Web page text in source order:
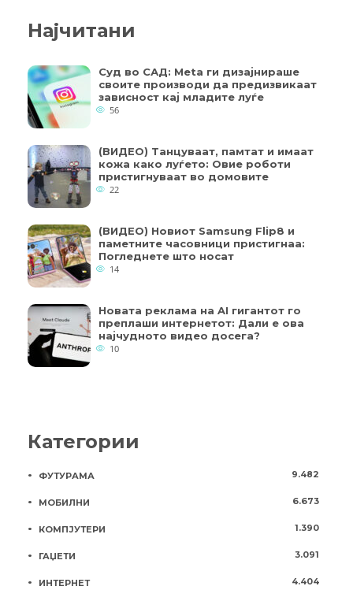
Најчитани
Суд во САД: Meta ги дизајнираше
своите производи да предизвикаат
зависност кај младите луѓе
56
(ВИДЕО) Танцуваат, памтат и имаат
кожа како луѓето: Овие роботи
пристигнуваат во домовите
22
(ВИДЕО) Новиот Samsung Flip8 и
паметните часовници пристигнаа:
Погледнете што носат
14
Новата реклама на AI гигантот го
преплаши интернетот: Дали е ова
најчудното видео досега?
10
Категории
ФУТУРАМА 9.482
МОБИЛНИ 6.673
КОМПЈУТЕРИ 1.390
ГАЏЕТИ 3.091
ИНТЕРНЕТ 4.404